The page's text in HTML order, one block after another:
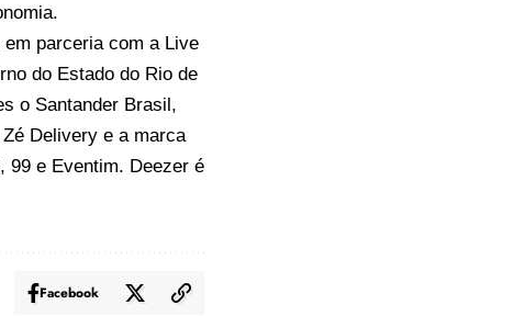
em parceria com a Live
do Estado do Rio de
o Santander Brasil,
Delivery e a marca
99 e Eventim. Deezer é
Facebook